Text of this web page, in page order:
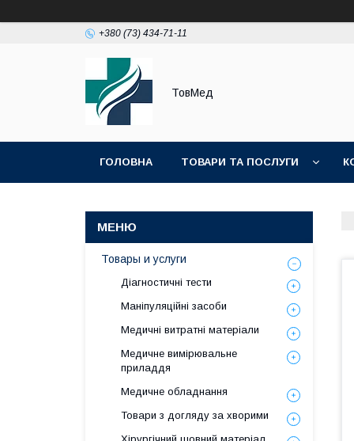
+380 (73) 434-71-11
ТовМед
ГОЛОВНА ТОВАРИ ТА ПОСЛУГИ
Товары и услуги
Діагностичні тести
Маніпуляційні засоби
Медичні витратні матеріали
Медичне вимірювальне
приладдя
Медичне обладнання
Товари з догляду за хворими